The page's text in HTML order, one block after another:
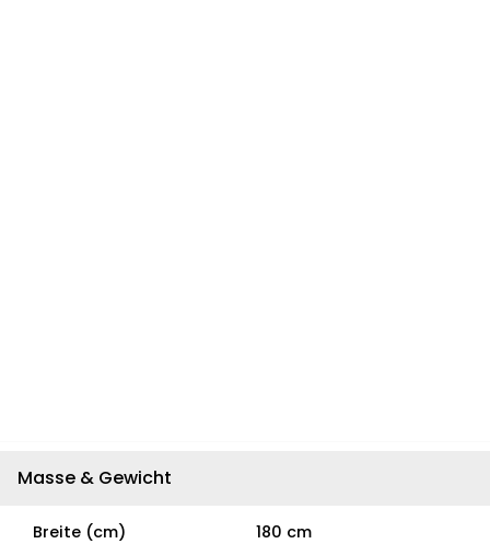
Masse & Gewicht
Breite (cm) 180 cm